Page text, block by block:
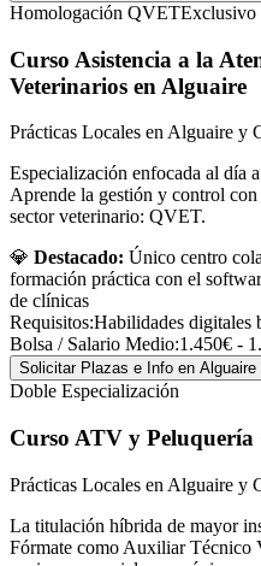
Homologación QVET
Curso Asistencia a la
Veterinarios en Alguaire
Prácticas Locales en Alguaire y
Especialización enfocada al día
Aprende la gestión y control
sector veterinario: QVET.
💎 Destacado: Único centro
formación práctica con el
de clínicas
Requisitos:Habilidades digitales
Bolsa / Salario Medio:1.450€ -
Solicitar Plazas e Info en Alguaire
Doble Especialización
Curso ATV y Peluquería
Prácticas Locales en Alguaire y
La titulación híbrida de mayor
Fórmate como Auxiliar Técnico